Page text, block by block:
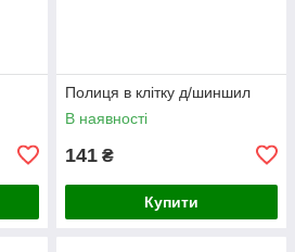
Полиця в клітку д/шиншил
В наявності
141 ₴
Купити